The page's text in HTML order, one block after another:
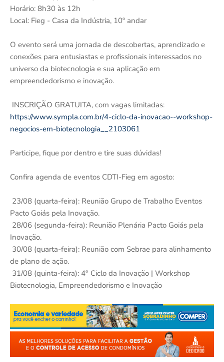
Horário: 8h30 às 12h
Local: Fieg - Casa da Indústria, 10º andar
O evento será uma jornada de descobertas, aprendizado e
conexões para entusiastas e profissionais interessados no
universo da biotecnologia e sua aplicação em
empreendedorismo e inovação.
INSCRIÇÃO GRATUITA, com vagas limitadas:
https://www.sympla.com.br/4-ciclo-da-inovacao--workshop-
negocios-em-biotecnologia__2103061
Participe, fique por dentro e tire suas dúvidas!
Confira agenda de eventos CDTI-Fieg em agosto:
23/08 (quarta-feira): Reunião Grupo de Trabalho Eventos
Pacto Goiás pela Inovação.
28/06 (segunda-feira): Reunião Plenária Pacto Goiás pela
Inovação.
30/08 (quarta-feira): Reunião com Sebrae para alinhamento
de plano de ação.
31/08 (quinta-feira): 4° Ciclo da Inovação | Workshop
Biotecnologia, Empreendedorismo e Inovação